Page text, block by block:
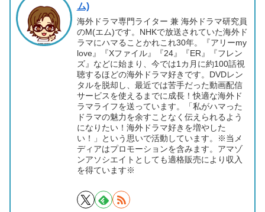
ム)
海外ドラマ専門ライター 兼 海外ドラマ研究員
のM(エム)です。NHKで放送されていた海外ド
ラマにハマることかれこれ30年。『アリーmy
love』『Xファイル』『24』『ER』『フレン
ズ』などに始まり、今では1カ月に約100話視
聴するほどの海外ドラマ好きです。DVDレン
タルを脱却し、最近では苦手だった動画配信
サービスを使えるまでに成長！快適な海外ド
ラマライフを送っています。「私がハマった
ドラマの魅力を余すことなく伝えられるよう
になりたい！海外ドラマ好きを増やした
い！」という思いで活動しています。※当メ
ディアはプロモーションを含みます。アマゾ
ンアソシエイトとしても適格販売により収入
を得ています※